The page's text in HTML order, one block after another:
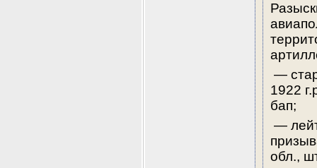
1922
бап;
обл.,